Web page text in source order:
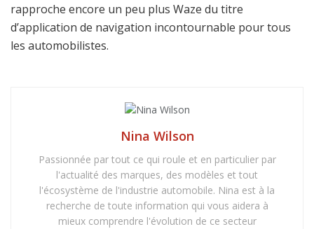
rapproche encore un peu plus Waze du titre
d’application de navigation incontournable pour tous
les automobilistes.
Nina Wilson
Passionnée par tout ce qui roule et en particulier par
l'actualité des marques, des modèles et tout
l'écosystème de l'industrie automobile. Nina est à la
recherche de toute information qui vous aidera à
mieux comprendre l'évolution de ce secteur